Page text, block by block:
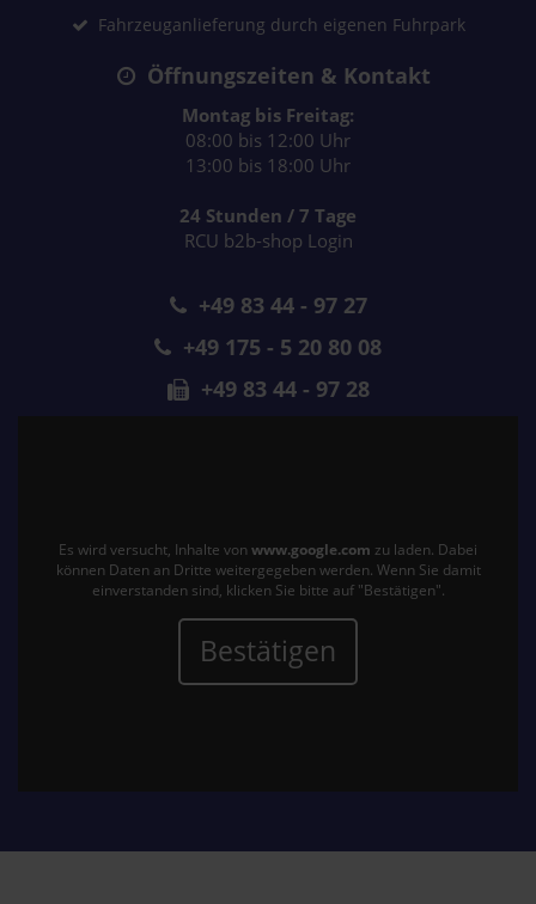
Fahrzeuganlieferung durch eigenen Fuhrpark
Öffnungszeiten & Kontakt
Montag bis Freitag:
08:00 bis 12:00 Uhr
13:00 bis 18:00 Uhr
24 Stunden / 7 Tage
RCU b2b-shop Login
+49 83 44 - 97 27
+49 175 - 5 20 80 08
+49 83 44 - 97 28
Es wird versucht, Inhalte von www.google.com zu laden. Dabei
können Daten an Dritte weitergegeben werden. Wenn Sie damit
einverstanden sind, klicken Sie bitte auf "Bestätigen".
Bestätigen